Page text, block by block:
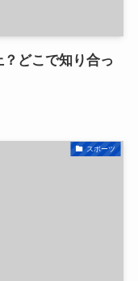
どこで知り合っ
スポーツ